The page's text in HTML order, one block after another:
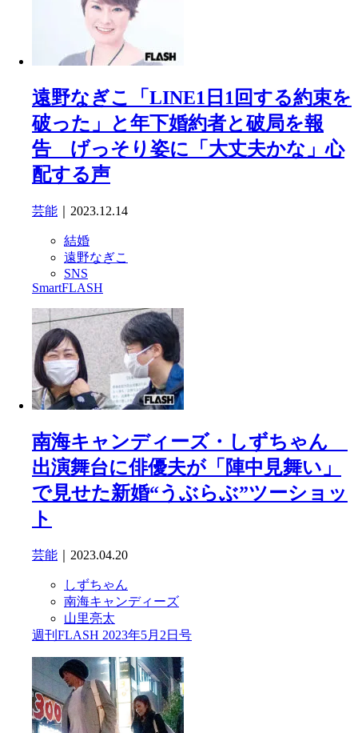
遠野なぎこ「LINE1日1回する約束を
破った」と年下婚約者と破局を報
告 げっそり姿に「大丈夫かな」心
配する声
芸能 ｜2023.12.14
結婚
遠野なぎこ
SNS
SmartFLASH
南海キャンディーズ・しずちゃん
出演舞台に俳優夫が「陣中見舞い」
で見せた新婚“うぶらぶ”ツーショッ
ト
芸能 ｜2023.04.20
しずちゃん
南海キャンディーズ
山里亮太
週刊FLASH 2023年5月2日号